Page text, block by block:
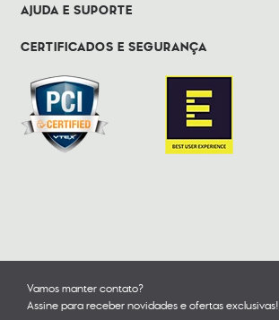
AJUDA E SUPORTE
CERTIFICADOS E SEGURANÇA
Vamos manter contato?
Assine para receber novidades e ofertas exclusivas!